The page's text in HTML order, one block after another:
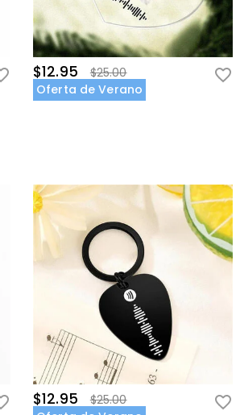
$12.95
$25.00
Oferta de Verano
$12.95
$25.00